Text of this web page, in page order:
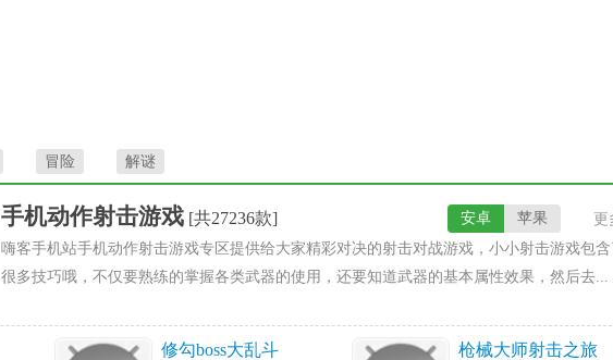
冒险 解谜
手机动作射击游戏 [共27236款] 更
苹果
安卓
嗨客手机站手机动作射击游戏专区提供给大家精彩对决的射击对战游戏，小小射击游戏包含
很多技巧哦，不仅要熟练的掌握各类武器的使用，还要知道武器的基本属性效果，然后去...
修勾boss大乱斗 枪械大师射击之旅